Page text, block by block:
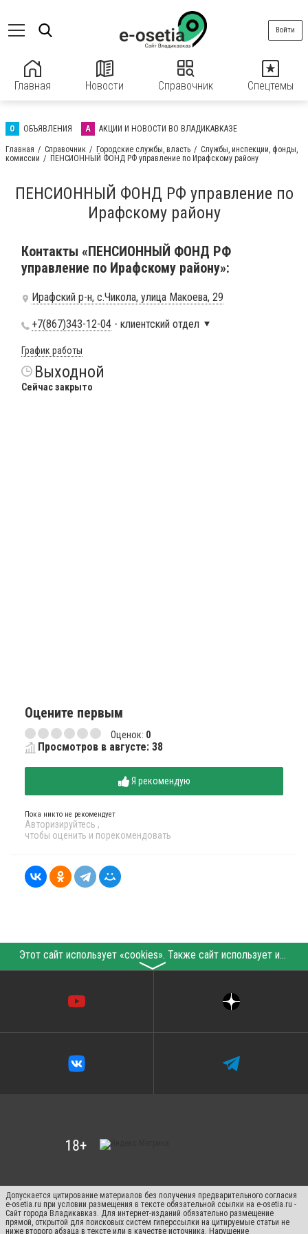
Главная Новости Справочник Спецтемы
Войти
О ОБЪЯВЛЕНИЯ А АКЦИИ И НОВОСТИ ВО ВЛАДИКАВКАЗЕ
Главная Справочник Городские службы, власть
Службы, инспекции, фонды,
комиссии
ПЕНСИОННЫЙ ФОНД РФ управление по Ирафскому району
ПЕНСИОННЫЙ ФОНД РФ управление по
Ирафскому району
Контакты «ПЕНСИОННЫЙ ФОНД РФ
управление по Ирафскому району»:
Ирафский р-н, с.Чикола, улица Макоева, 29
+7(867)343-12-04 - клиентский отдел
График работы
Выходной
Сейчас закрыто
Оцените первым
Оценок: 0
Просмотров в августе: 38
Я рекомендую
Пока никто не рекомендует
Авторизируйтесь ,
чтобы оценить и порекомендовать
Этот сайт использует «cookies». Также сайт использует интернет-сервис для сбора технических данных касательно посетителей с целью получения маркетинговой и статистической информации. Условия обработки данных посетителей сайта см.
〉
Допускается цитирование материалов без получения предварительного согласия
e-osetia.ru при условии размещения в тексте обязательной ссылки на e-osetia.ru -
Сайт города Владикавказ. Для интернет-изданий обязательно размещение
прямой, открытой для поисковых систем гиперссылки на цитируемые статьи не
ниже второго абзаца в тексте или в качестве источника. Нарушение